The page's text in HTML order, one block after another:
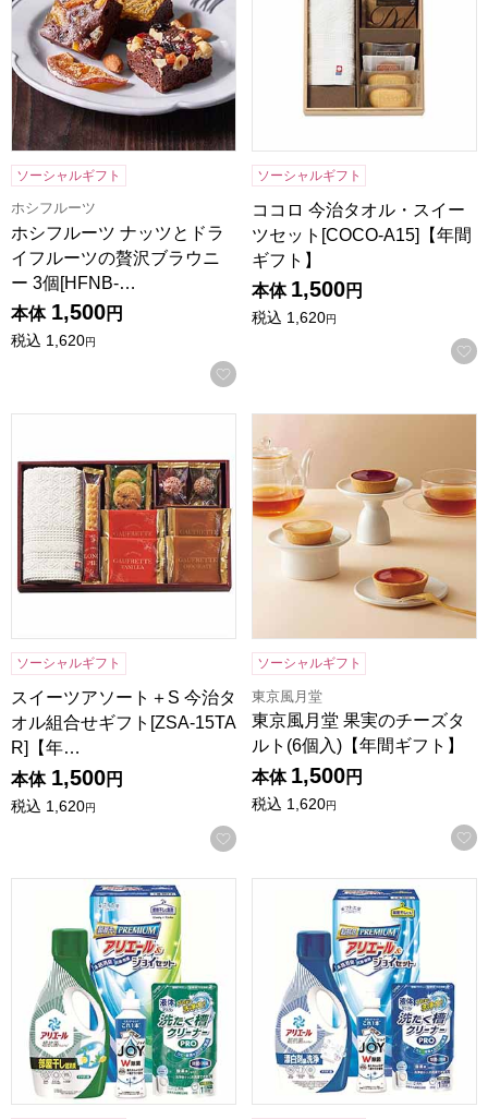
ソーシャルギフト
ホシフルーツ
ホシフルーツ ナッツとドラ
イフルーツの贅沢ブラウニ
ー 3個[HFNB-…
本体 1,500円
税込 1,620円
お気に入りに登録する
ソーシャルギフト
ココロ 今治タオル・スイー
ツセット[COCO-A15]【年間
ギフト】
本体 1,500円
税込 1,620円
ソーシャルギフト
スイーツアソート＋S 今治タ
オル組合せギフト[ZSA-15TA
R]【年…
本体 1,500円
税込 1,620円
お気に入りに登録する
ソーシャルギフト
東京風月堂
東京風月堂 果実のチーズタ
ルト(6個入)【年間ギフト】
本体 1,500円
税込 1,620円
ギフト工房 アリエール部屋干し＆ジョイセット[HAJ-15D]【
ギフト工房 アリエール＆ジ